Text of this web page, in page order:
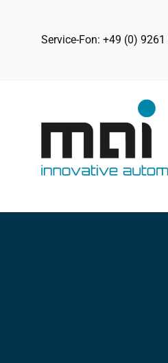
Service-Fon: +49 (0)